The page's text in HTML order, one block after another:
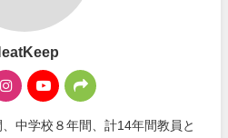
中学校８年間、計14年間教員と